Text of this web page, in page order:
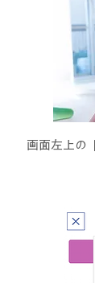
画面左上の